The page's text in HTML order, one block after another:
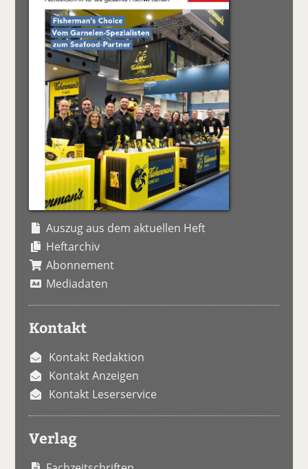
Auszug aus dem aktuellen Heft
Heftarchiv
Abonnement
Mediadaten
Kontakt
Kontakt Redaktion
Kontakt Anzeigen
Kontakt Leserservice
Verlag